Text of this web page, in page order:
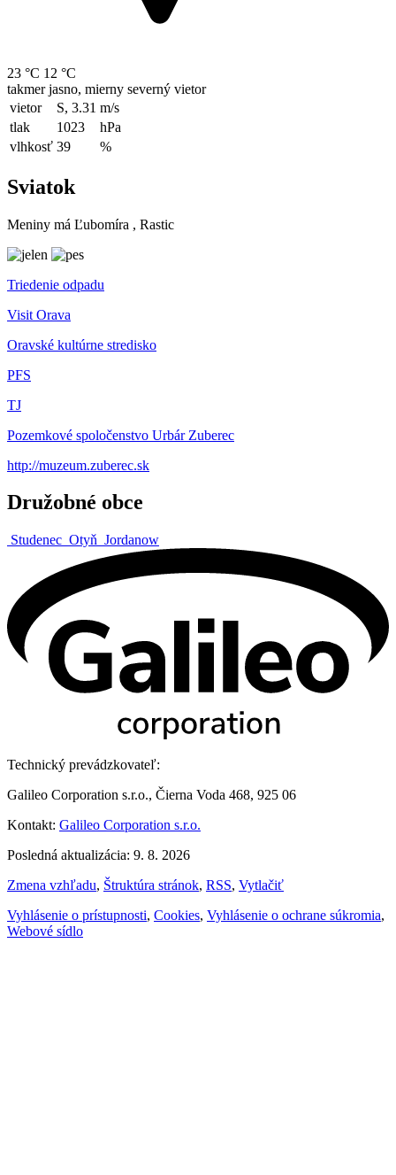
23 °C 12 °C
takmer jasno, mierny severný vietor
vietor
S, 3.31 m/s
tlak
1023
hPa
vlhkosť 39 %
Sviatok
Meniny má Ľubomíra , Rastic
Triedenie odpadu
Visit Orava
Oravské kultúrne stredisko
PFS
TJ
Pozemkové spoločenstvo Urbár Zuberec
http://muzeum.zuberec.sk
Družobné obce
Studenec Otyň Jordanow
Technický prevádzkovateľ:
Galileo Corporation s.r.o., Čierna Voda 468, 925 06
Kontakt: Galileo Corporation s.r.o.
Posledná aktualizácia: 9. 8. 2026
Zmena vzhľadu, Štruktúra stránok, RSS, Vytlačiť
Vyhlásenie o prístupnosti, Cookies, Vyhlásenie o ochrane súkromia,
Webové sídlo